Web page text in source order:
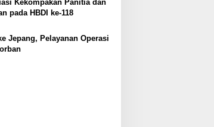
Kekompakan Panitia dan
pada HBDI ke-118
Jepang, Pelayanan Operasi